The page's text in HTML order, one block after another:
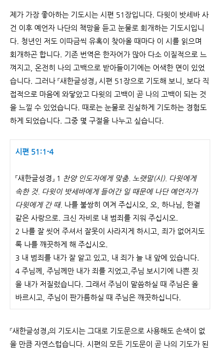
제가 가장 좋아하는 기도시는 시편 51장입니다. 다윗이 밧세바 사
건 이후 예언자 나단의 책망을 듣고 눈물로 회개하는 기도시입니
다. 청년인 저도 이따금씩 유혹이 찾아올 때마다 이 시를 읽으며
회개하곤 합니다. 기존 번역은 한자어가 많아 다소 이질적으로 느
껴지고, 온전히 나의 고백으로 받아들이기에는 어색한 면이 있었
습니다. 그러나 『새한글성경』 시편 51장으로 기도해 보니, 보다 직
접적으로 마음에 와닿았고 다윗의 고백이 곧 나의 고백이 되는 것
을 느낄 수 있었습니다. 때로는 눈물로 진실하게 기도하는 경험도
하게 되었습니다. 그중 몇 구절을 나누고 싶습니다.
시편 51:1-4
『새한글성경』 1 찬양 인도자에게 맞춤. 노랫말(시). 다윗에게
속한 것. 다윗이 밧세바에게 들어간 일 때문에 나단 예언자가
다윗에게 간 때. 나를 불쌍히 여겨 주십시오, 오, 하나님, 한결
같은 사랑으로. 크신 자비로 내 범죄를 지워 주십시오.
2 나를 잘 씻어 주셔서 잘못이 사라지게 하시고, 죄가 없어지도
록 나를 깨끗하게 해 주십시오.
3 내 범죄를 내가 잘 알고 있고, 내 죄가 늘 내 앞에 있습니다.
4 주님께, 주님께만 내가 죄를 지었고,주님 보시기에 나쁜 짓
을 내가 저질렀습니다. 그래서 주님이 말씀하실 때 주님은 올
바르시고, 주님이 판가름하실 때 주님은 깨끗하십니다.
『새한글성경』의 기도시는 그대로 기도문으로 사용해도 손색이 없
을 만큼 자연스럽습니다. 시편의 모든 기도문이 곧 나의 기도가 된